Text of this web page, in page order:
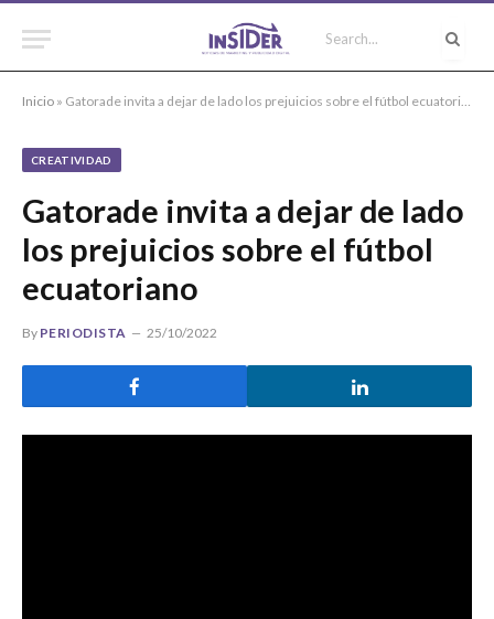
Inicio » Gatorade invita a dejar de lado los prejuicios sobre el fútbol ecuatoriano
CREATIVIDAD
Gatorade invita a dejar de lado
los prejuicios sobre el fútbol
ecuatoriano
By PERIODISTA 25/10/2022